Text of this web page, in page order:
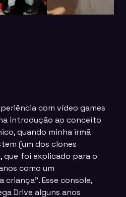
com vídeo games
introdução ao conceito
quando minha irmã
(um dos clones
que foi explicado para o
como um
criança”. Esse console,
Drive alguns anos